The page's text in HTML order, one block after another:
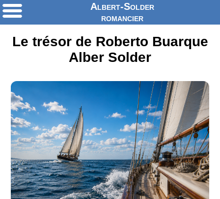
Albert-Solder
romancier
Le trésor de Roberto Buarque
Alber Solder